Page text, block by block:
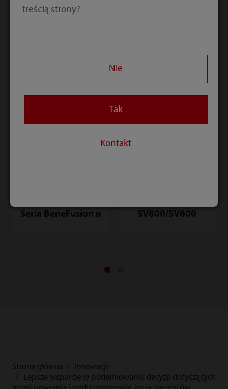
Seria BeneFusion n SV800/SV600
Strona główna
Innowacje
Lepsze wsparcie w podejmowaniu decyzji dotyczących
treścią strony?
Nie
Tak
Kontakt